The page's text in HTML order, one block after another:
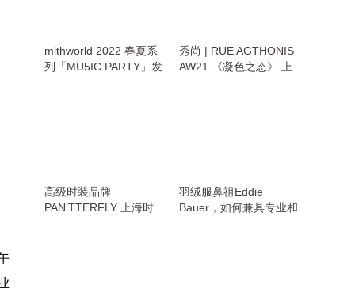
mithworld 2022 春夏系
列「MU5IC PARTY」发
秀尚 | RUE AGTHONIS
AW21 《凝色之态》 上
高级时装品牌
PAN’TTERFLY 上海时
羽绒服鼻祖Eddie
Bauer，如何兼具专业和